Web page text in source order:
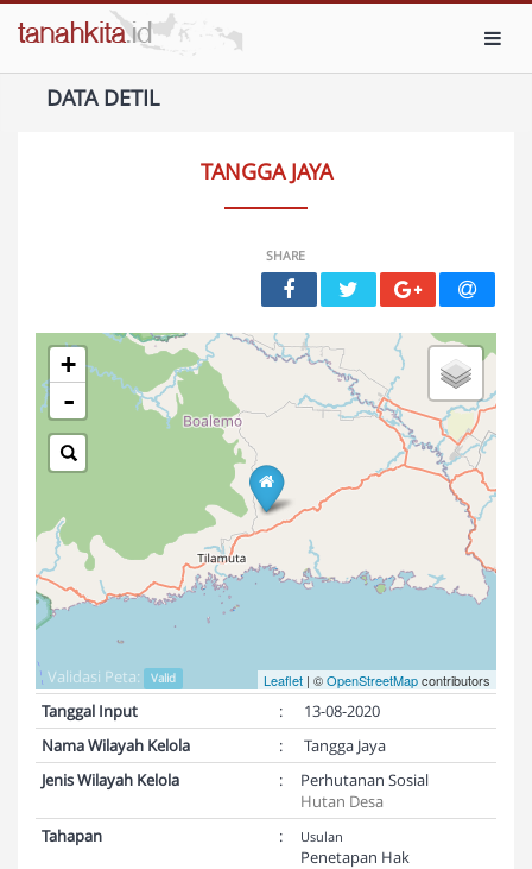
DATA DETIL
TANGGA JAYA
SHARE
+
-
Leaflet | ©OpenStreetMapcontributors
Validasi Peta: Valid
Tanggal Input :
13-08-2020
Nama Wilayah Kelola
:
Tangga Jaya
Jenis Wilayah Kelola
:
Perhutanan Sosial
Hutan Desa
Tahapan
: Usulan
Penetapan Hak